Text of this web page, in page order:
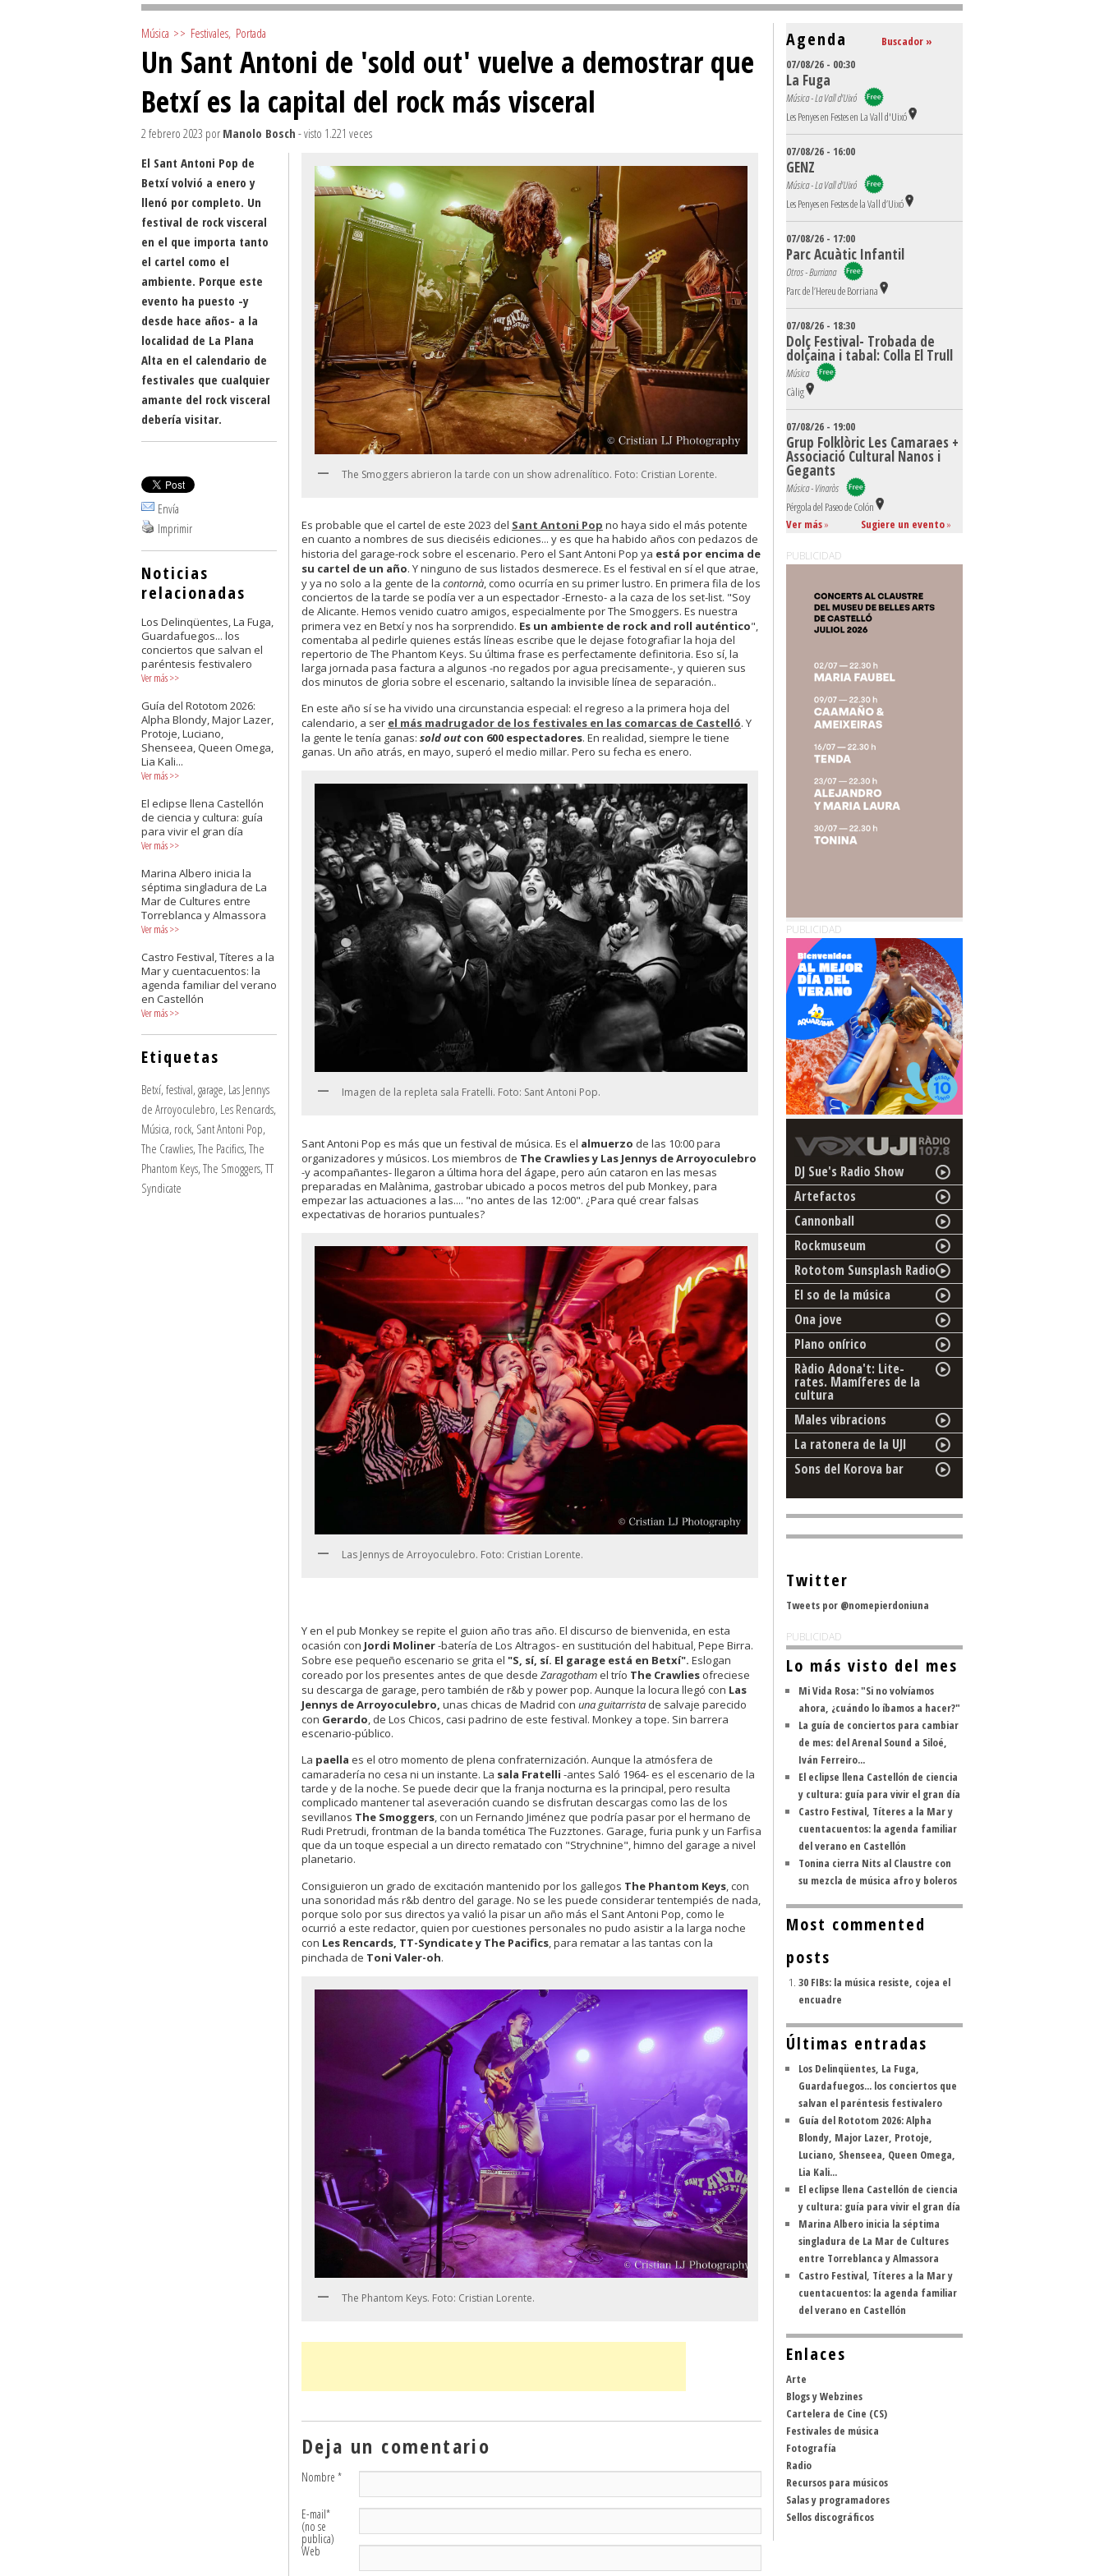
Sivan...
Música >> Festivales, Portada
Un Sant Antoni de 'sold out' vuelve a demostrar que
Betxí es la capital del rock más visceral
2 febrero 2023 por Manolo Bosch - visto 1.221 veces
El Sant Antoni Pop de
Betxí volvió a enero y
llenó por completo. Un
festival de rock visceral
en el que importa tanto
el cartel como el
ambiente. Porque este
evento ha puesto -y
desde hace años- a la
localidad de La Plana
Alta en el calendario de
festivales que cualquier
amante del rock visceral
debería visitar.
Envía
Imprimir
Noticias
relacionadas
Los Delinqüentes, La Fuga,
Guardafuegos... los
conciertos que salvan el
paréntesis festivalero
Ver más>>
Guía del Rototom 2026:
Alpha Blondy, Major Lazer,
Protoje, Luciano,
Shenseea, Queen Omega,
Lia Kali...
Ver más>>
El eclipse llena Castellón
de ciencia y cultura: guía
para vivir el gran día
Ver más>>
Marina Albero inicia la
séptima singladura de La
Mar de Cultures entre
Torreblanca y Almassora
Ver más>>
Castro Festival, Títeres a la
Mar y cuentacuentos: la
agenda familiar del verano
en Castellón
Ver más>>
Etiquetas
Betxí, festival, garage, Las Jennys
de Arroyoculebro, Les Rencards,
Música, rock, Sant Antoni Pop,
The Crawlies, The Pacifics, The
Phantom Keys, The Smoggers, TT
Syndicate
The Smoggers abrieron la tarde con un show adrenalítico. Foto: Cristian Lorente.
Es probable que el cartel de este 2023 del Sant Antoni Pop no haya sido el más potente
en cuanto a nombres de sus dieciséis ediciones... y es que ha habido años con pedazos de
historia del garage-rock sobre el escenario. Pero el Sant Antoni Pop ya está por encima de
su cartel de un año. Y ninguno de sus listados desmerece. Es el festival en sí el que atrae,
y ya no solo a la gente de la contornà, como ocurría en su primer lustro. En primera fila de los
conciertos de la tarde se podía ver a un espectador -Ernesto- a la caza de los set-list. "Soy
de Alicante. Hemos venido cuatro amigos, especialmente por The Smoggers. Es nuestra
primera vez en Betxí y nos ha sorprendido. Es un ambiente de rock and roll auténtico",
comentaba al pedirle quienes estás líneas escribe que le dejase fotografiar la hoja del
repertorio de The Phantom Keys. Su última frase es perfectamente definitoria. Eso sí, la
larga jornada pasa factura a algunos -no regados por agua precisamente-, y quieren sus
dos minutos de gloria sobre el escenario, saltando la invisible línea de separación..
En este año sí se ha vivido una circunstancia especial: el regreso a la primera hoja del
calendario, a ser el más madrugador de los festivales en las comarcas de Castelló. Y
la gente le tenía ganas: sold outcon 600 espectadores. En realidad, siempre le tiene
ganas. Un año atrás, en mayo, superó el medio millar. Pero su fecha es enero.
Imagen de la repleta sala Fratelli. Foto: Sant Antoni Pop.
Sant Antoni Pop es más que un festival de música. Es el almuerzo de las 10:00 para
organizadores y músicos. Los miembros de The Crawlies y Las Jennys de Arroyoculebro
-y acompañantes- llegaron a última hora del ágape, pero aún cataron en las mesas
preparadas en Malànima, gastrobar ubicado a pocos metros del pub Monkey, para
empezar las actuaciones a las.... "no antes de las 12:00". ¿Para qué crear falsas
expectativas de horarios puntuales?
Las Jennys de Arroyoculebro. Foto: Cristian Lorente.
Y en el pub Monkey se repite el guion año tras año. El discurso de bienvenida, en esta
ocasión con Jordi Moliner-batería de Los Altragos- en sustitución del habitual, Pepe Birra.
Sobre ese pequeño escenario se grita el "S, sí, sí. El garage está en Betxí". Eslogan
coreado por los presentes antes de que desde Zaragotham el trío The Crawlies ofreciese
su descarga de garage, pero también de r&b y power pop. Aunque la locura llegó con Las
Jennys de Arroyoculebro, unas chicas de Madrid con una guitarrista de salvaje parecido
con Gerardo, de Los Chicos, casi padrino de este festival. Monkey a tope. Sin barrera
escenario-público.
La paella es el otro momento de plena confraternización. Aunque la atmósfera de
camaradería no cesa ni un instante. La sala Fratelli -antes Saló 1964- es el escenario de la
tarde y de la noche. Se puede decir que la franja nocturna es la principal, pero resulta
complicado mantener tal aseveración cuando se disfrutan descargas como las de los
sevillanos The Smoggers, con un Fernando Jiménez que podría pasar por el hermano de
Rudi Pretrudi, frontman de la banda tomética The Fuzztones. Garage, furia punk y un Farfisa
que da un toque especial a un directo rematado con "Strychnine", himno del garage a nivel
planetario.
Consiguieron un grado de excitación mantenido por los gallegos The Phantom Keys, con
una sonoridad más r&b dentro del garage. No se les puede considerar tentempiés de nada,
porque solo por sus directos ya valió la pisar un año más el Sant Antoni Pop, como le
ocurrió a este redactor, quien por cuestiones personales no pudo asistir a la larga noche
con Les Rencards, TT-Syndicate y The Pacifics, para rematar a las tantas con la
pinchada de Toni Valer-oh.
The Phantom Keys. Foto: Cristian Lorente.
Deja un comentario
Nombre *
E-mail*
(no se
publica)
Web
Agenda
Buscador »
07/08/26 - 00:30
La Fuga
Música - La Vall d'Uixó
Les Penyes en Festes en La Vall d'Uixó
07/08/26 - 16:00
GENZ
Música - La Vall d'Uixó
Les Penyes en Festes de la Vall d’Uixó
07/08/26 - 17:00
Parc Acuàtic Infantil
Otros - Burriana
Parc de l’Hereu de Borriana
07/08/26 - 18:30
Dolç Festival- Trobada de
dolçaina i tabal: Colla El Trull
Música
Càlig
07/08/26 - 19:00
Grup Folklòric Les Camaraes +
Associació Cultural Nanos i
Gegants
Música - Vinaròs
Pérgola del Paseo de Colón
Ver más» Sugiere un evento»
PUBLICIDAD
PUBLICIDAD
DJ Sue's Radio Show
Artefactos
Cannonball
Rockmuseum
Rototom Sunsplash Radio
El so de la música
Ona jove
Plano onírico
Ràdio Adona't: Lite-
rates. Mamíferes de la
cultura
Males vibracions
La ratonera de la UJI
Sons del Korova bar
Twitter
Tweets por @nomepierdoniuna
PUBLICIDAD
Lo más visto del mes
Mi Vida Rosa: "Si no volvíamos
ahora, ¿cuándo lo íbamos a hacer?"
La guía de conciertos para cambiar
de mes: del Arenal Sound a Siloé,
Iván Ferreiro...
El eclipse llena Castellón de ciencia
y cultura: guía para vivir el gran día
Castro Festival, Títeres a la Mar y
cuentacuentos: la agenda familiar
del verano en Castellón
Tonina cierra Nits al Claustre con
su mezcla de música afro y boleros
Most commented
posts
30 FIBs: la música resiste, cojea el
encuadre
Últimas entradas
Los Delinqüentes, La Fuga,
Guardafuegos... los conciertos que
salvan el paréntesis festivalero
Guía del Rototom 2026: Alpha
Blondy, Major Lazer, Protoje,
Luciano, Shenseea, Queen Omega,
Lia Kali...
El eclipse llena Castellón de ciencia
y cultura: guía para vivir el gran día
Marina Albero inicia la séptima
singladura de La Mar de Cultures
entre Torreblanca y Almassora
Castro Festival, Títeres a la Mar y
cuentacuentos: la agenda familiar
del verano en Castellón
Enlaces
Arte
Blogs y Webzines
Cartelera de Cine (CS)
Festivales de música
Fotografía
Radio
Recursos para músicos
Salas y programadores
Sellos discográficos